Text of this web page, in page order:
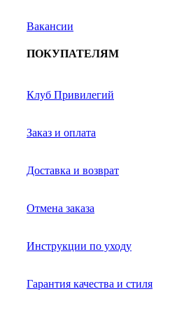
Вакансии
ПОКУПАТЕЛЯМ
Клуб Привилегий
Заказ и оплата
Доставка и возврат
Отмена заказа
Инструкции по уходу
Гарантия качества и стиля